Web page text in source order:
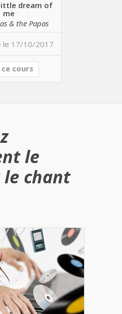
dream of
me
& the Papas
17/10/2017
cours
le
chant